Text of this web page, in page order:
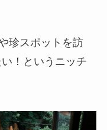
珍スポットを訪
！というニッチ